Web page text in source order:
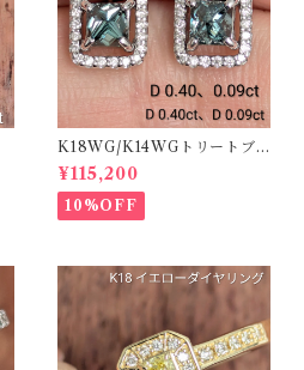
K18WG/K14WGトリートブ
ルーダイヤピアス 【PRO20
8939】
¥115,200
10%OFF